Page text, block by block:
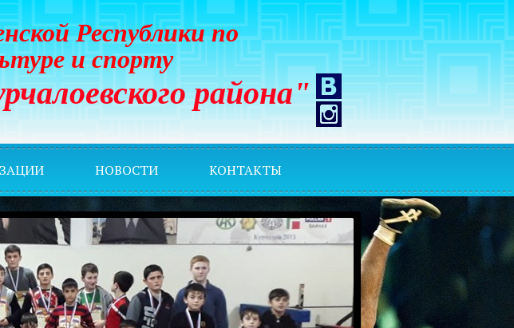
Республики по
района"
и спорту
НОВОСТИ КОНТАКТЫ